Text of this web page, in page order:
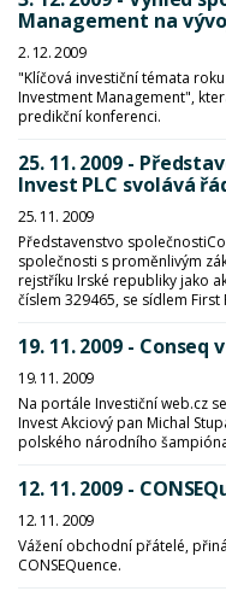
Management na
2. 12. 2009
"Klíčová investiční témata
Investment Management",
predikční konferenci.
25. 11. 2009 -
Invest PLC svolává
25. 11. 2009
Představenstvo
společnosti s proměnlivým
rejstříku Irské republiky jako
číslem 329465, se sídlem
19. 11. 2009 - Conseq
19. 11. 2009
Na portále Investiční web.cz
Invest Akciový pan Michal
polského národního šampióna
12. 11. 2009 -
12. 11. 2009
Vážení obchodní přátelé,
CONSEQuence.